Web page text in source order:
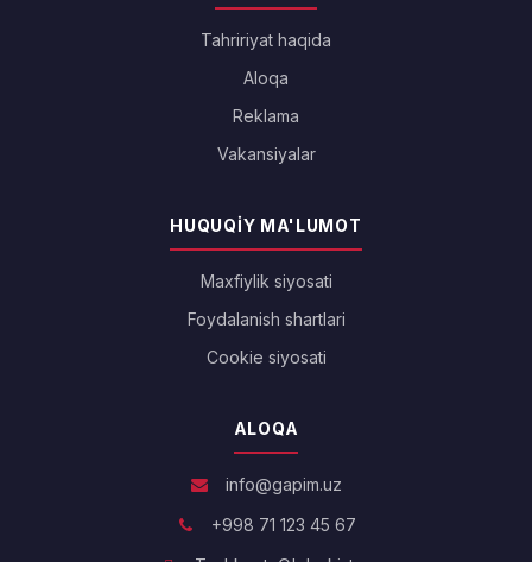
Tahririyat haqida
Aloqa
Reklama
Vakansiyalar
HUQUQIY MA'LUMOT
Maxfiylik siyosati
Foydalanish shartlari
Cookie siyosati
ALOQA
info@gapim.uz
+998 71 123 45 67